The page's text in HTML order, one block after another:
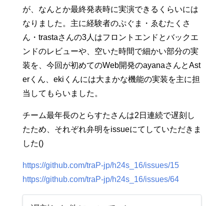
が、なんとか最終発表時に実演できるくらいには
なりました。主に経験者のぷぐま・ゑむたくさ
ん・trastaさんの3人はフロントエンドとバックエ
ンドのレビューや、空いた時間で細かい部分の実
装を、今回が初めてのWeb開発のayanaさんとAst
erくん、ekiくんには大まかな機能の実装を主に担
当してもらいました。
チーム最年長のとらすたさんは2日連続で遅刻し
たため、それぞれ弁明をissueにてしていただきま
した()
https://github.com/traP-jp/h24s_16/issues/15
https://github.com/traP-jp/h24s_16/issues/64